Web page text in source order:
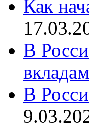
Как
В
вкладам
В